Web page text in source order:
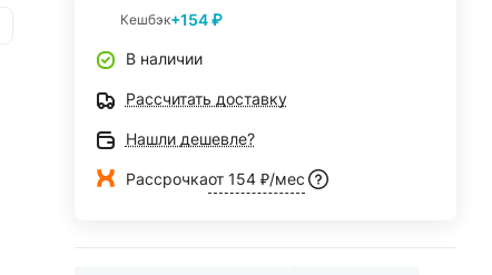
Кешбэк+154 ₽
В наличии
Рассчитать доставку
Нашли дешевле?
Рассрочкаот 154 ₽/мес